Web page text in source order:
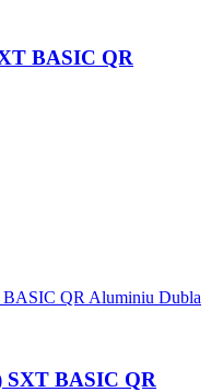
BASIC QR
SXT BASIC QR